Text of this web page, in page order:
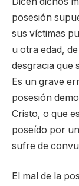
posesión
sus víctimas
u otra edad,
desgracia que
Es un grave
posesión
Cristo, o que
poseído por
sufre de
El mal de la